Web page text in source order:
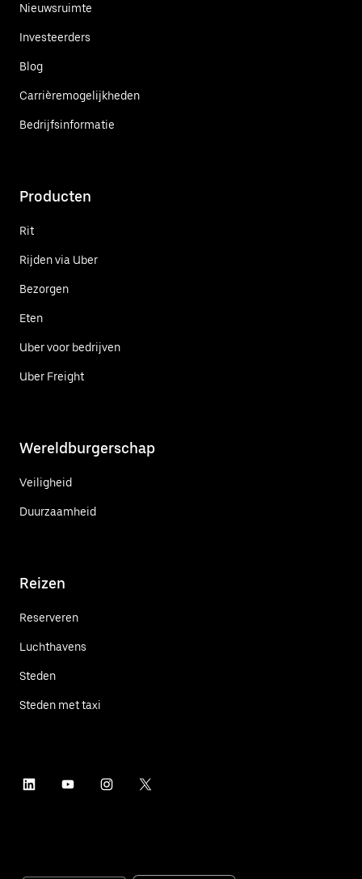
Nieuwsruimte
Investeerders
Blog
Carrièremogelijkheden
Bedrijfsinformatie
Producten
Rit
Rijden via Uber
Bezorgen
Eten
Uber voor bedrijven
Uber Freight
Wereldburgerschap
Veiligheid
Duurzaamheid
Reizen
Reserveren
Luchthavens
Steden
Steden met taxi